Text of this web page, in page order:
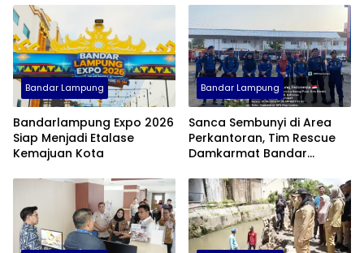
Bandar Lampung
Bandarlampung Expo 2026
Siap Menjadi Etalase
Kemajuan Kota
Bandar Lampung
Sanca Sembunyi di Area
Perkantoran, Tim Rescue
Damkarmat Bandar